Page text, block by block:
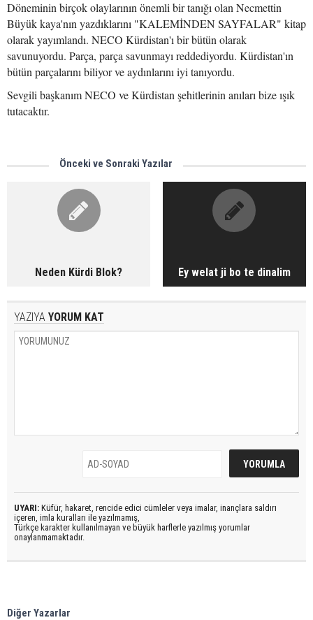
Döneminin birçok olaylarının önemli bir tanığı olan Necmettin
Büyük kaya'nın yazdıklarını "KALEMİNDEN SAYFALAR" kitap
olarak yayımlandı. NECO Kürdistan'ı bir bütün olarak
savunuyordu. Parça, parça savunmayı reddediyordu. Kürdistan'ın
bütün parçalarını biliyor ve aydınlarını iyi tanıyordu.
Sevgili başkanım NECO ve Kürdistan şehitlerinin anıları bize ışık
tutacaktır.
Önceki ve Sonraki Yazılar
Neden Kürdi Blok? Ey welat ji bo te dinalim
YAZIYA YORUM KAT
UYARI: Küfür, hakaret, rencide edici cümleler veya imalar, inançlara saldırı
içeren, imla kuralları ile yazılmamış,
Türkçe karakter kullanılmayan ve büyük harflerle yazılmış yorumlar
onaylanmamaktadır.
Diğer Yazarlar